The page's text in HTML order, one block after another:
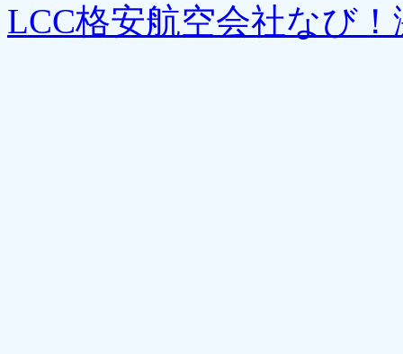
LCC格安航空会社なび